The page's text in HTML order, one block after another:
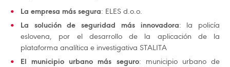
La empresa más segura: ELES d.o.o.
La solución de seguridad más innovadora: la policía
eslovena, por el desarrollo de la aplicación de la
plataforma analítica e investigativa STALITA
El municipio urbano más seguro: municipio urbano de